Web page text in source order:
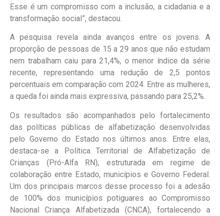
Esse é um compromisso com a inclusão, a cidadania e a
transformação social”, destacou.
A pesquisa revela ainda avanços entre os jovens. A
proporção de pessoas de 15 a 29 anos que não estudam
nem trabalham caiu para 21,4%, o menor índice da série
recente, representando uma redução de 2,5 pontos
percentuais em comparação com 2024. Entre as mulheres,
a queda foi ainda mais expressiva, passando para 25,2%.
Os resultados são acompanhados pelo fortalecimento
das políticas públicas de alfabetização desenvolvidas
pelo Governo do Estado nos últimos anos. Entre elas,
destaca-se a Política Territorial de Alfabetização de
Crianças (Pró-Alfa RN), estruturada em regime de
colaboração entre Estado, municípios e Governo Federal.
Um dos principais marcos desse processo foi a adesão
de 100% dos municípios potiguares ao Compromisso
Nacional Criança Alfabetizada (CNCA), fortalecendo a